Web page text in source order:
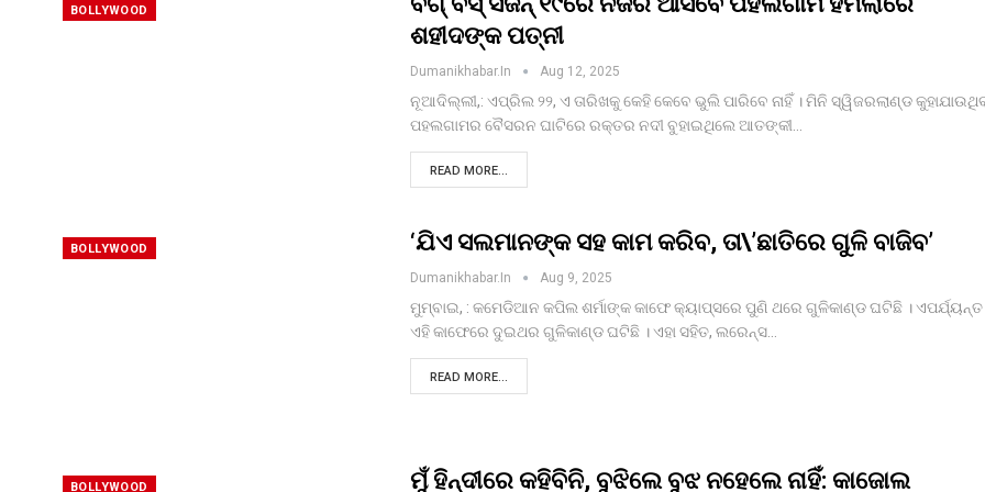
BOLLYWOOD
ଶହୀଦଙ୍କ ପତ୍ନୀ
Dumanikhabar.in Aug 12, 2025
ନୂଆଦିଲ୍ଲୀ,: ଏପ୍ରିଲ ୨୨, ଏ ତାରିଖକୁ କେହି କେବେ ଭୁଲି ପାରିବେ ନାହିଁ । ମିନି ସ୍ୱିଜରଲାଣ୍ଡ
ପହଲଗାମର ବୈସରନ ଘାଟିରେ ରକ୍ତର ନଦୀ ବୁହାଇଥିଲେ ଆତଙ୍କୀ…
READ MORE...
BOLLYWOOD ‘ଯିଏ ସଲମାନଙ୍କ ସହ କାମ କରିବ, ତା\’ଛାତିରେ ଗୁଳି ବାଜିବ’
Dumanikhabar.in Aug 9, 2025
ମୁମ୍ବାଇ, : କମେଡିଆନ କପିଲ ଶର୍ମାଙ୍କ କାଫେ କ୍ୟାପ୍ସରେ ପୁଣି ଥରେ ଗୁଳିକାଣ୍ଡ ଘଟିଛି । ଏପର୍ଯ୍ୟନ୍ତ
ଏହି କାଫେରେ ଦୁଇଥର ଗୁଳିକାଣ୍ଡ ଘଟିଛି । ଏହା ସହିତ, ଲରେନ୍ସ…
READ MORE...
BOLLYWOOD ମୁଁ ହିନ୍ଦୀରେ କହିବିନି, ବୁଝିଲେ ବୁଝ ନହେଲେ ନାହିଁ: କାଜୋଲ